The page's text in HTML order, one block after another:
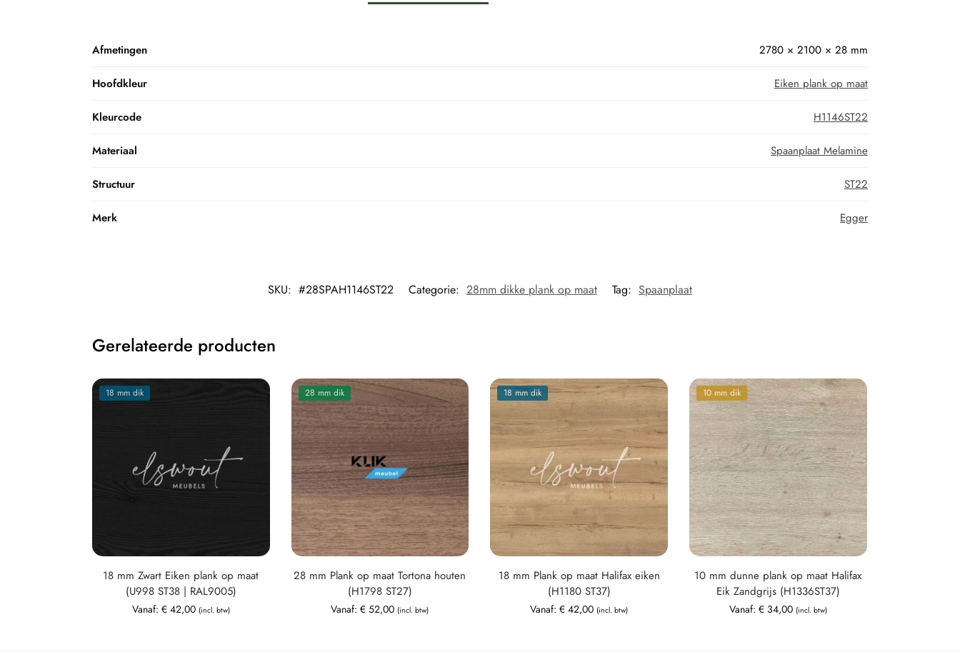
Afmetingen 2780 × 2100 × 28 mm
Hoofdkleur Eiken plank op maat
Kleurcode H1146ST22
Materiaal Spaanplaat Melamine
Structuur ST22
Merk Egger
SKU: #28SPAH1146ST22 Categorie: 28mm dikke plank op maat Tag: Spaanplaat
Gerelateerde producten
18 mm dik
18 mm Zwart Eiken plank op maat
(U998 ST38 | RAL9005)
Vanaf: €42,00 (incl. btw)
28 mm dik
28 mm Plank op maat Tortona houten
(H1798 ST27)
Vanaf:€ 52,00 (incl. btw)
18 mm dik
18 mm Plank op maat Halifax eiken
(H1180 ST37)
Vanaf:€ 42,00 (incl. btw)
10 mm dik
10 mm dunne plank op maat Halifax
Eik Zandgrijs (H1336ST37)
Vanaf: €34,00 (incl. btw)